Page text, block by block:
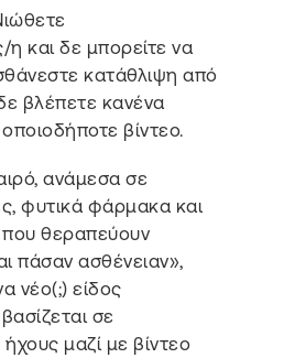
και δε μπορείτε να
κατάθλιψη από
βλέπετε κανένα
βίντεο.
ανάμεσα σε
φυτικά φάρμακα και
θεραπεύουν
πάσαν ασθένειαν»,
νέο(;) είδος
σε
μαζί με βίντεο